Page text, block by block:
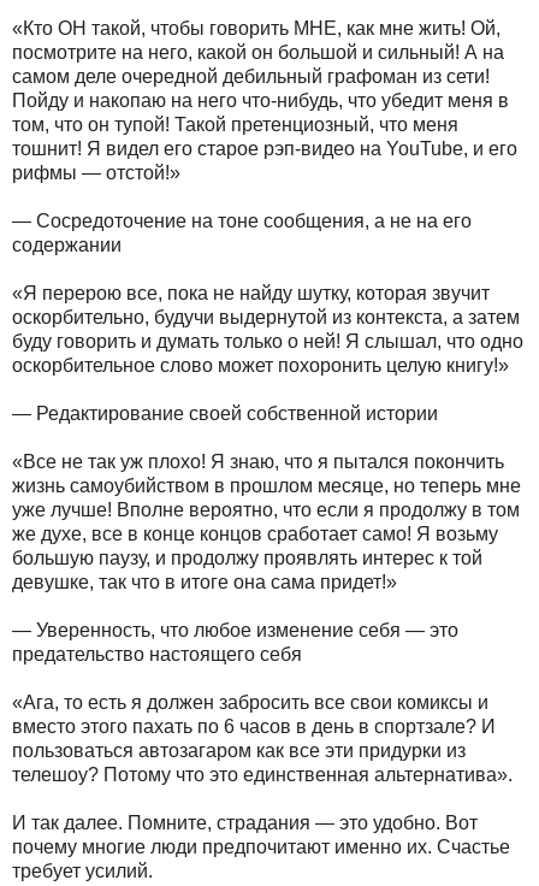
«Кто ОН такой, чтобы говорить МНЕ, как мне жить! Ой,
посмотрите на него, какой он большой и сильный! А на
самом деле очередной дебильный графоман из сети!
Пойду и накопаю на него что-нибудь, что убедит меня в
том, что он тупой! Такой претенциозный, что меня
тошнит! Я видел его старое рэп-видео на YouTube, и его
рифмы — отстой!»
— Сосредоточение на тоне сообщения, а не на его
содержании
«Я перерою все, пока не найду шутку, которая звучит
оскорбительно, будучи выдернутой из контекста, а затем
буду говорить и думать только о ней! Я слышал, что одно
оскорбительное слово может похоронить целую книгу!»
— Редактирование своей собственной истории
«Все не так уж плохо! Я знаю, что я пытался покончить
жизнь самоубийством в прошлом месяце, но теперь мне
уже лучше! Вполне вероятно, что если я продолжу в том
же духе, все в конце концов сработает само! Я возьму
большую паузу, и продолжу проявлять интерес к той
девушке, так что в итоге она сама придет!»
— Уверенность, что любое изменение себя — это
предательство настоящего себя
«Ага, то есть я должен забросить все свои комиксы и
вместо этого пахать по 6 часов в день в спортзале? И
пользоваться автозагаром как все эти придурки из
телешоу? Потому что это единственная альтернатива».
И так далее. Помните, страдания — это удобно. Вот
почему многие люди предпочитают именно их. Счастье
требует усилий.